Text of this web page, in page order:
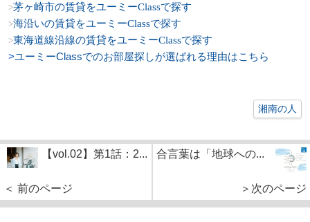
>茅ヶ崎市の賃貸をユーミーClassで探す
>海沿いの賃貸をユーミーClassで探す
>東海道線沿線の賃貸をユーミーClassで探す
>ユーミーClassでのお部屋探しが選ばれる理由はこちら
湘南の人
【vol.02】第1話：2...
＜ 前のページ
合言葉は「地球への...
＞次のページ